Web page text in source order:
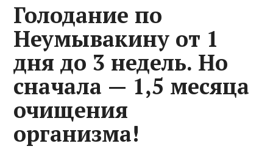
Голодание по
Неумывакину от 1
дня до 3 недель. Но
сначала — 1,5 месяца
очищения
организма!